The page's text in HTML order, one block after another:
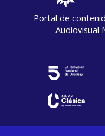
Portal de
Audiovisual